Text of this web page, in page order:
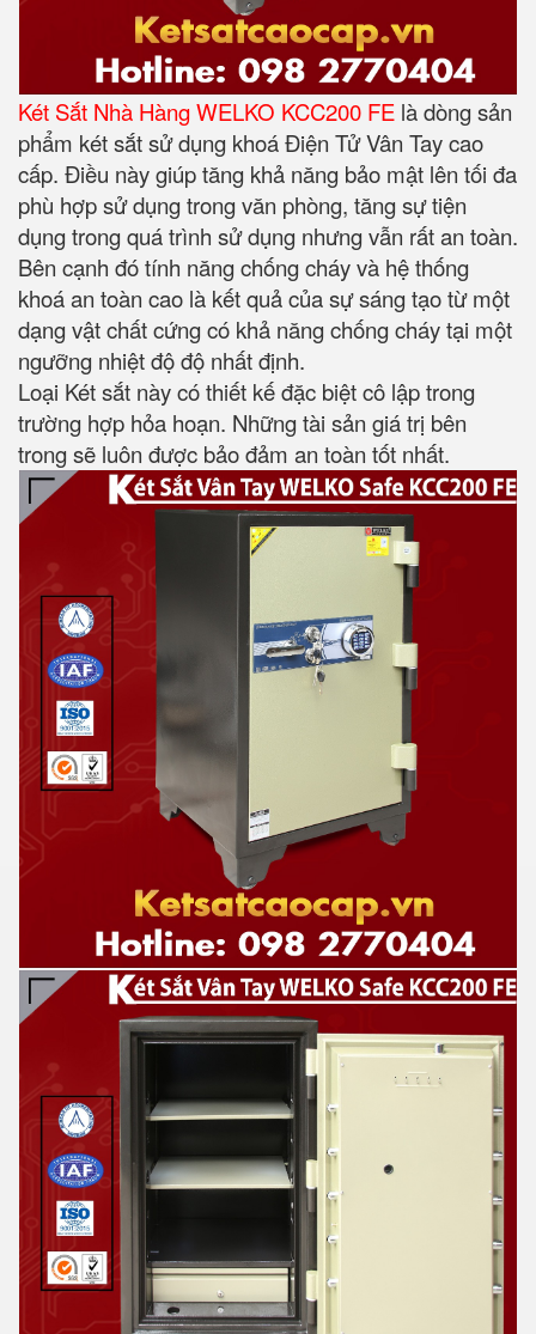
Két Sắt Nhà Hàng WELKO KCC200 FE là dòng sản
phẩm két sắt sử dụng khoá Điện Tử Vân Tay cao
cấp. Điều này giúp tăng khả năng bảo mật lên tối đa
phù hợp sử dụng trong văn phòng, tăng sự tiện
dụng trong quá trình sử dụng nhưng vẫn rất an toàn.
Bên cạnh đó tính năng chống cháy và hệ thống
khoá an toàn cao là kết quả của sự sáng tạo từ một
dạng vật chất cứng có khả năng chống cháy tại một
ngưỡng nhiệt độ độ nhất định.
Loại Két sắt này có thiết kế đặc biệt cô lập trong
trường hợp hỏa hoạn. Những tài sản giá trị bên
trong sẽ luôn được bảo đảm an toàn tốt nhất.